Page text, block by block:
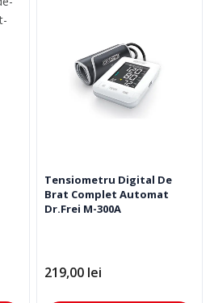
Tensiometru Digital De
Brat Complet Automat
Dr.Frei M-300A
219,00 lei